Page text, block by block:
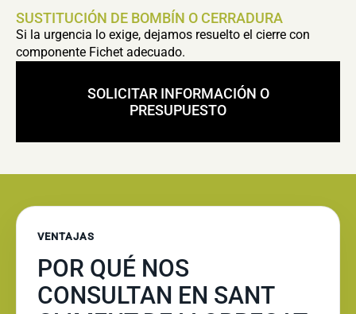
SUSTITUCIÓN DE BOMBÍN O CERRADURA
Si la urgencia lo exige, dejamos resuelto el cierre con
componente Fichet adecuado.
SOLICITAR INFORMACIÓN O
PRESUPUESTO
VENTAJAS
POR QUÉ NOS
CONSULTAN EN SANT